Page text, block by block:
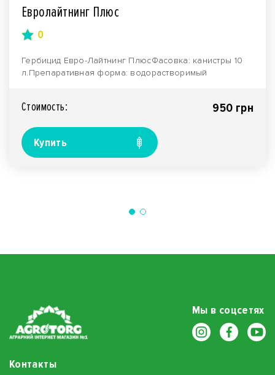
Евролайтнинг Плюс
0
Гербицид Евро-Лайтнинг ПлюсФасовка: канистры 10
л.Препаративная форма: водорастворимый
Стоимость: 950 грн
Купить
Мы в соцсетях
Контакты